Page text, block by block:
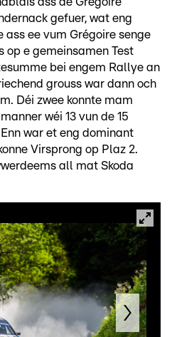
gefuer, wat eng
ass ee vum Grégoire senge
op e gemeinsamen Test
bei engem Rallye an
grouss war dann och
Déi zwee konnte mam
wéi 13 vun de 15
war et eng dominant
Virsprong op Plaz 2.
all mat Skoda